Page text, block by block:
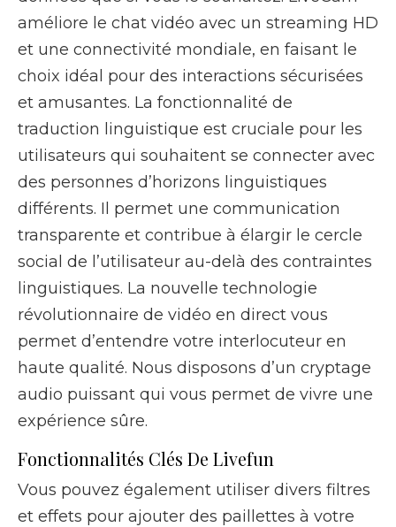
améliore le chat vidéo avec un streaming HD
et une connectivité mondiale, en faisant le
choix idéal pour des interactions sécurisées
et amusantes. La fonctionnalité de
traduction linguistique est cruciale pour les
utilisateurs qui souhaitent se connecter avec
des personnes d’horizons linguistiques
différents. Il permet une communication
transparente et contribue à élargir le cercle
social de l’utilisateur au-delà des contraintes
linguistiques. La nouvelle technologie
révolutionnaire de vidéo en direct vous
permet d’entendre votre interlocuteur en
haute qualité. Nous disposons d’un cryptage
audio puissant qui vous permet de vivre une
expérience sûre.
Fonctionnalités Clés De Livefun
Vous pouvez également utiliser divers filtres
et effets pour ajouter des paillettes à votre